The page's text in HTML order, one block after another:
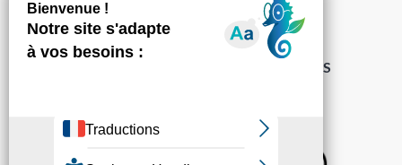
MENTIONS LÉGALES
PROTECTION DES DONNÉES
POLITIQUE DE GESTION DES COOKIES